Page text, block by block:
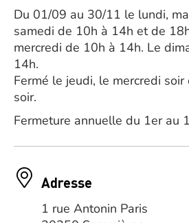
Du 01/09 au 30/11 le lundi,
samedi de 10h à 14h et de
mercredi de 10h à 14h. Le
14h.
Fermé le jeudi, le mercredi
soir.
Fermeture annuelle du 1er au
Adresse
1 rue Antonin Paris